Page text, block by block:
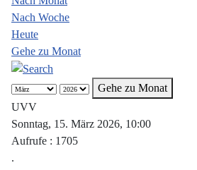
Nach Woche
Heute
Gehe zu Monat
Gehe zu Monat
UVV
Sonntag, 15. März 2026, 10:00
Aufrufe : 1705
.